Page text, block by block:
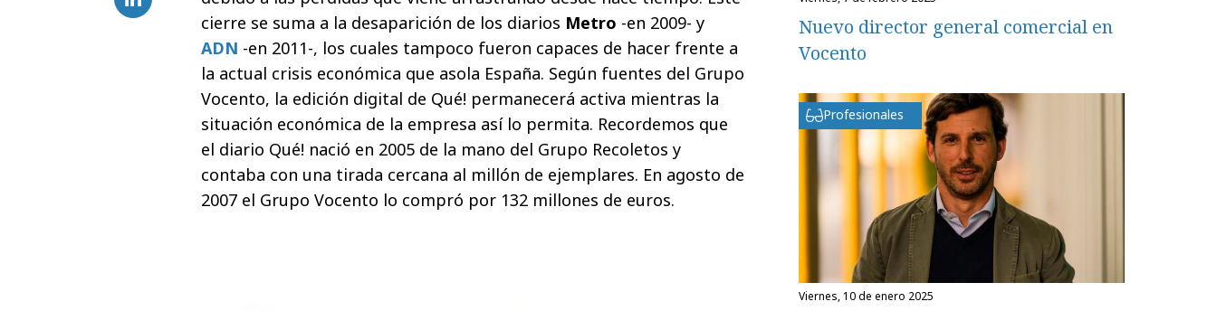
cierre se suma a la desaparición de los diarios Metro -en 2009- y
ADN -en 2011-, los cuales tampoco fueron capaces de hacer frente a
la actual crisis económica que asola España. Según fuentes del Grupo
Vocento, la edición digital de Qué! permanecerá activa mientras la
situación económica de la empresa así lo permita. Recordemos que
el diario Qué! nació en 2005 de la mano del Grupo Recoletos y
contaba con una tirada cercana al millón de ejemplares. En agosto de
2007 el Grupo Vocento lo compró por 132 millones de euros.
Nuevo director general comercial en
Vocento
Profesionales
viernes, 10 de enero 2025